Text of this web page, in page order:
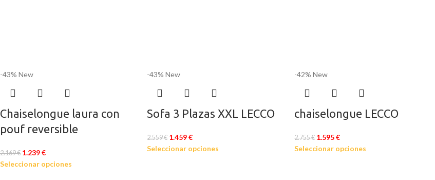
-43% New
Chaiselongue laura con
pouf reversible
2.169€ 1.239€
Seleccionar opciones
-43% New
Sofa 3 Plazas XXL LECCO
2.559€ 1.459€
Seleccionar opciones
-42% New
chaiselongue LECCO
2.755€ 1.595€
Seleccionar opciones